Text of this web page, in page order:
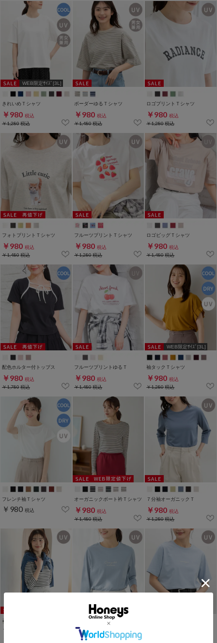
WEB限定ｻｲｽﾞ[3L]
きれいめＴシャツ
￥980 税込
￥1,280税込
ボーダーゆるＴシャツ
￥980 税込
￥1,480税込
ロゴプリントＴシャツ
￥980 税込
￥1,280税込
フォトプリントＴシャツ
￥980 税込
￥1,480税込
フルーツプリントＴシャツ
￥980 税込
￥1,280税込
ロゴビッグＴシャツ
￥980 税込
￥1,480税込
配色ホルター付トップス
￥980 税込
￥1,780税込
フルーツプリントゆるＴ
￥980 税込
￥1,480税込
WEB限定ｻｲｽﾞ[3L]
袖タックＴシャツ
￥980 税込
￥1,280税込
フレンチ袖Ｔシャツ
￥980 税込
オーガニックボート衿Ｔシャツ
￥980 税込
￥1,480税込
７分袖オーガニックＴ
￥980 税込
￥1,280税込
７分オーガニックボートＴ こだわり綿７分袖ロゴＴ